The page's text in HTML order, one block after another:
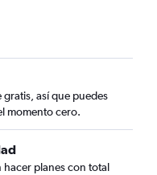
así que puedes
momento cero.
planes con total